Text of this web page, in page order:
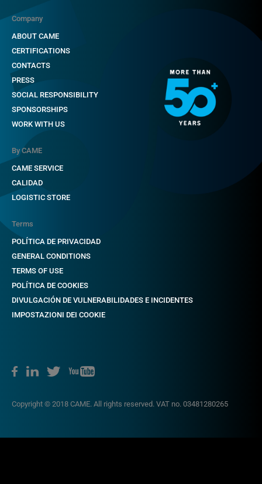
Company
ABOUT CAME
CERTIFICATIONS
CONTACTS
PRESS
SOCIAL RESPONSIBILITY
SPONSORSHIPS
WORK WITH US
By CAME
CAME SERVICE
CALIDAD
LOGISTIC STORE
Copyright © 2018 CAME. All rights reserved. VAT no. 03481280265
Terms
POLÍTICA DE PRIVACIDAD
GENERAL CONDITIONS
TERMS OF USE
POLÍTICA DE COOKIES
DIVULGACIÓN DE VULNERABILIDADES E INCIDENTES
IMPOSTAZIONI DEI COOKIE